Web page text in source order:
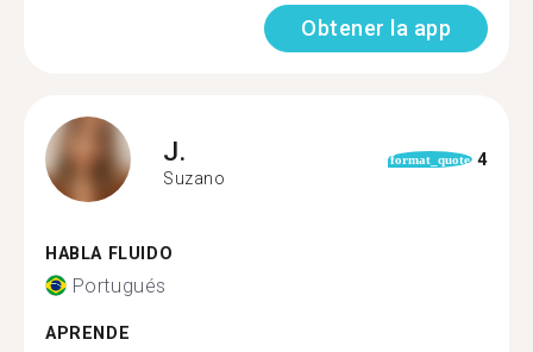
Obtener la app
J.
Suzano
format_quote 4
HABLA FLUIDO
Portugués
APRENDE